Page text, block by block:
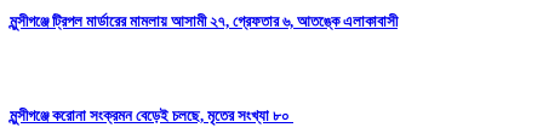
মুন্সীগঞ্জে ট্রিপল মার্ডারের মামলায় আসামী ২৭, গ্রেফতার ৬, আতঙ্কে এলাকাবাসী
মুন্সীগঞ্জে করোনা সংক্রমন বেড়েই চলছে, মৃতের সংখ্যা ৮০